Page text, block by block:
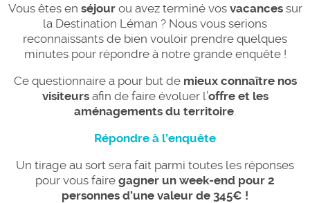
Vous êtes en séjourou avez terminé vos vacancessur
la Destination Léman ? Nous vous serions
reconnaissants de bien vouloir prendre quelques
minutes pour répondre à notre grande enquête !
Ce questionnaire a pour but de mieux connaître nos
visiteursafin de faire évoluer l’offre et les
aménagements du territoire
Répondre à l’enquête
Un tirage au sort sera fait parmi toutes les réponses
pour vous faire gagner un week-end pour 2
personnes d’une valeur de 345€ !